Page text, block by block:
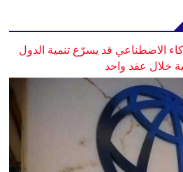
الاصطناعي قد يسرّع تنمية الدول
خلال عقد واحد